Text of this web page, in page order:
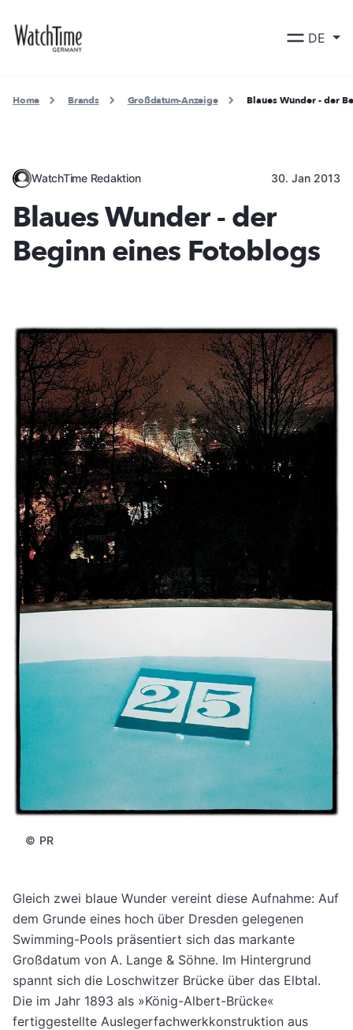
DE
Home Brands Großdatum-Anzeige Blaues Wunder - der
WatchTime Redaktion 30. Jan 2013
Blaues Wunder - der
Beginn eines Fotoblogs
© PR
Gleich zwei blaue Wunder vereint diese Aufnahme: Auf
dem Grunde eines hoch über Dresden gelegenen
Swimming-Pools präsentiert sich das markante
Großdatum von A. Lange & Söhne. Im Hintergrund
spannt sich die Loschwitzer Brücke über das Elbtal.
Die im Jahr 1893 als »König-Albert-Brücke«
fertiggestellte Auslegerfachwerkkonstruktion aus